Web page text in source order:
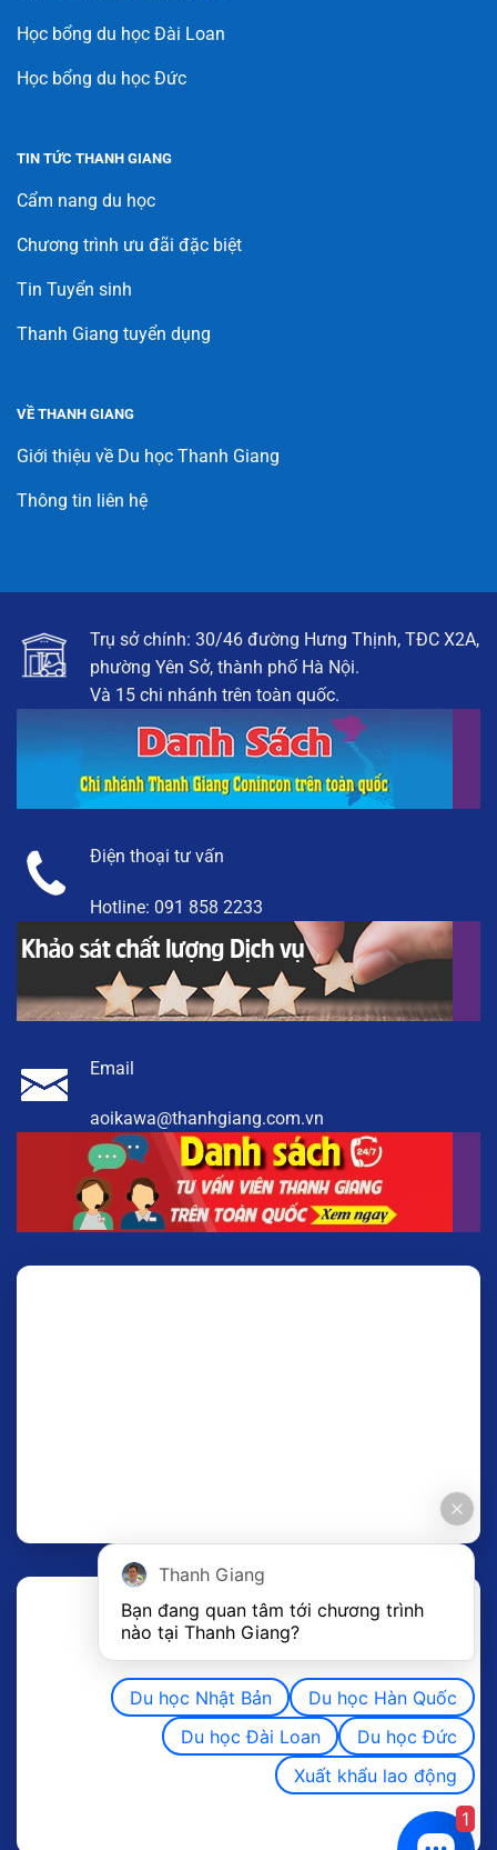
Học bổng du học Đài Loan
Học bổng du học Đức
TIN TỨC THANH GIANG
Cẩm nang du học
Chương trình ưu đãi đặc biệt
Tin Tuyển sinh
Thanh Giang tuyển dụng
VỀ THANH GIANG
Giới thiệu về Du học Thanh Giang
Thông tin liên hệ
Trụ sở chính: 30/46 đường Hưng Thịnh, TĐC X2A,
phường Yên Sở, thành phố Hà Nội.
Và 15 chi nhánh trên toàn quốc.
Điện thoại tư vấn
Hotline: 091 858 2233
Email
aoikawa@thanhgiang.com.vn
Thanh Giang
Bạn đang quan tâm tới chương trình
nào tại Thanh Giang?
Du học Nhật Bản
Du học Hàn Quốc
Du học Đài Loan
Du học Đức
Xuất khẩu lao động
1